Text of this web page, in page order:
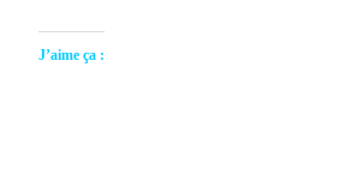
J’aime ça :